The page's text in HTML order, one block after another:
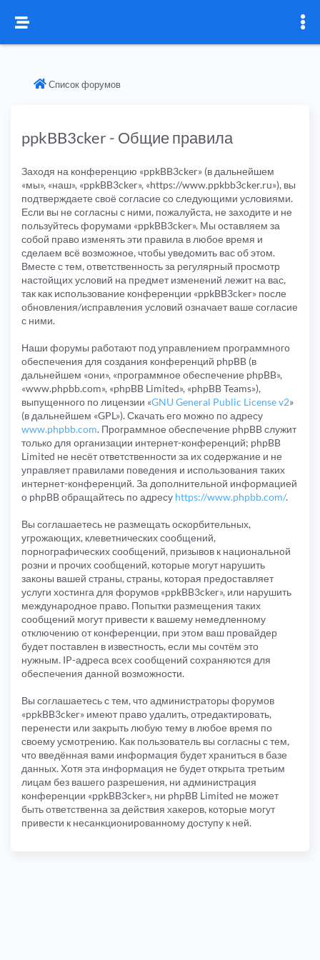
Список форумов
ppkBB3cker - Общие правила
Заходя на конференцию «ppkBB3cker» (в дальнейшем
«мы», «наш», «ppkBB3cker», «https://www.ppkbb3cker.ru»), вы
подтверждаете своё согласие со следующими условиями.
Если вы не согласны с ними, пожалуйста, не заходите и не
пользуйтесь форумами «ppkBB3cker». Мы оставляем за
собой право изменять эти правила в любое время и
сделаем всё возможное, чтобы уведомить вас об этом.
Вместе с тем, ответственность за регулярный просмотр
настойщих условий на предмет изменений лежит на вас,
так как использование конференции «ppkBB3cker» после
обновления/исправления условий означает ваше согласие
с ними.
Наши форумы работают под управлением программного
обеспечения для создания конференций phpBB (в
дальнейшем «они», «программное обеспечение phpBB»,
«www.phpbb.com», «phpBB Limited», «phpBB Teams»),
выпущенного по лицензии «GNU General Public License v2»
(в дальнейшем «GPL»). Скачать его можно по адресу
www.phpbb.com. Программное обеспечение phpBB служит
только для организации интернет-конференций; phpBB
Limited не несёт ответственности за их содержание и не
управляет правилами поведения и использования таких
интернет-конференций. За дополнительной информацией
о phpBB обращайтесь по адресу https://www.phpbb.com/.
Вы соглашаетесь не размещать оскорбительных,
угрожающих, клеветнических сообщений,
порнографических сообщений, призывов к национальной
розни и прочих сообщений, которые могут нарушить
законы вашей страны, страны, которая предоставляет
услуги хостинга для форумов «ppkBB3cker», или нарушить
международное право. Попытки размещения таких
сообщений могут привести к вашему немедленному
отключению от конференции, при этом ваш провайдер
будет поставлен в известность, если мы сочтём это
нужным. IP-адреса всех сообщений сохраняются для
обеспечения данной возможности.
Вы соглашаетесь с тем, что администраторы форумов
«ppkBB3cker» имеют право удалить, отредактировать,
перенести или закрыть любую тему в любое время по
своему усмотрению. Как пользователь вы согласны с тем,
что введённая вами информация будет храниться в базе
данных. Хотя эта информация не будет открыта третьим
лицам без вашего разрешения, ни администрация
конференции «ppkBB3cker», ни phpBB Limited не может
быть ответственна за действия хакеров, которые могут
привести к несанкционированному доступу к ней.